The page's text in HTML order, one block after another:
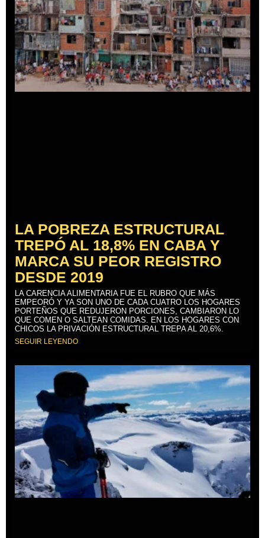
LA POBREZA ESTRUCTURAL
TREPÓ AL 18,8% EN CABA Y
MARCA SU PEOR REGISTRO
DESDE 2019
LA CARENCIA ALIMENTARIA FUE EL RUBRO QUE MÁS
EMPEORÓ Y YA SON UNO DE CADA CUATRO LOS HOGARES
PORTEÑOS QUE REDUJERON PORCIONES, CAMBIARON LO
QUE COMEN O SALTEAN COMIDAS. EN LOS HOGARES CON
CHICOS LA PRIVACIÓN ESTRUCTURAL TREPA AL 20,6%.
SEGUIR LEYENDO